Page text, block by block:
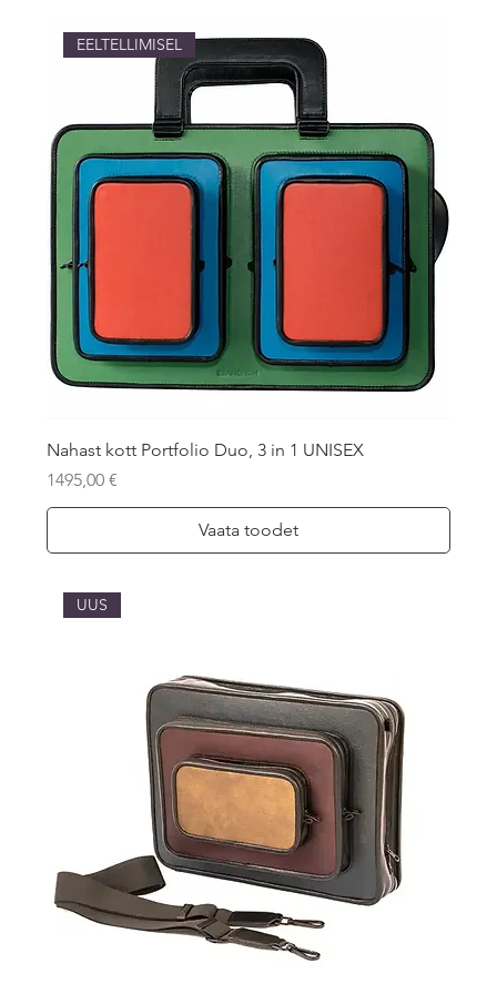
EELTELLIMISEL
Nahast kott Portfolio Duo, 3 in 1 UNISEX
Price
1495,00 €
Vaata toodet
UUS